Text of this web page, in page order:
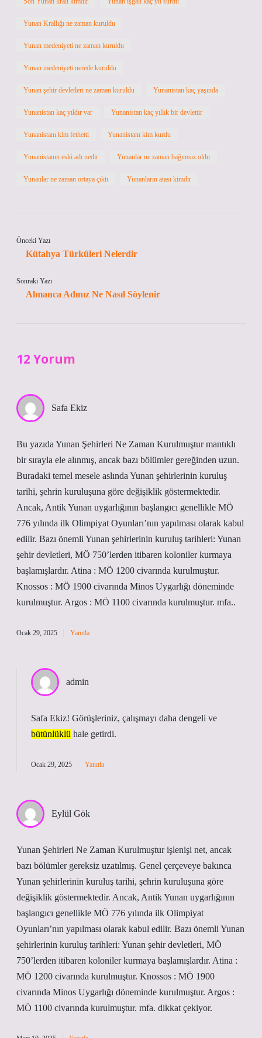
Yunan Krallığı ne zaman kuruldu
Yunan medeniyeti ne zaman kuruldu
Yunan medeniyeti nerede kuruldu
Yunan şehir devletleri ne zaman kuruldu Yunanistan kaç yaşında
Yunanistan kaç yıldır var Yunanistan kaç yıllık bir devlettir
Yunanistanı kim fethetti Yunanistanı kim kurdu
Yunanistanın eski adı nedir Yunanlar ne zaman bağımsız oldu
Yunanlar ne zaman ortaya çıktı Yunanların atası kimdir
Önceki Yazı
Kütahya Türküleri Nelerdir
Sonraki Yazı
Almanca Adınız Ne Nasıl Söylenir
12 Yorum
Safa Ekiz
Bu yazıda Yunan Şehirleri Ne Zaman Kurulmuştur mantıklı
bir sırayla ele alınmış, ancak bazı bölümler gereğinden uzun.
Buradaki temel mesele aslında Yunan şehirlerinin kuruluş
tarihi, şehrin kuruluşuna göre değişiklik göstermektedir.
Ancak, Antik Yunan uygarlığının başlangıcı genellikle MÖ
776 yılında ilk Olimpiyat Oyunları’nın yapılması olarak kabul
edilir. Bazı önemli Yunan şehirlerinin kuruluş tarihleri: Yunan
şehir devletleri, MÖ 750’lerden itibaren koloniler kurmaya
başlamışlardır. Atina : MÖ 1200 civarında kurulmuştur.
Knossos : MÖ 1900 civarında Minos Uygarlığı döneminde
kurulmuştur. Argos : MÖ 1100 civarında kurulmuştur. mfa..
Ocak 29, 2025 Yanıtla
admin
Safa Ekiz! Görüşleriniz, çalışmayı daha dengeli ve
bütünlüklü hale getirdi.
Ocak 29, 2025 Yanıtla
Eylül Gök
Yunan Şehirleri Ne Zaman Kurulmuştur işlenişi net, ancak
bazı bölümler gereksiz uzatılmış. Genel çerçeveye bakınca
Yunan şehirlerinin kuruluş tarihi, şehrin kuruluşuna göre
değişiklik göstermektedir. Ancak, Antik Yunan uygarlığının
başlangıcı genellikle MÖ 776 yılında ilk Olimpiyat
Oyunları’nın yapılması olarak kabul edilir. Bazı önemli Yunan
şehirlerinin kuruluş tarihleri: Yunan şehir devletleri, MÖ
750’lerden itibaren koloniler kurmaya başlamışlardır. Atina :
MÖ 1200 civarında kurulmuştur. Knossos : MÖ 1900
civarında Minos Uygarlığı döneminde kurulmuştur. Argos :
MÖ 1100 civarında kurulmuştur. mfa. dikkat çekiyor.